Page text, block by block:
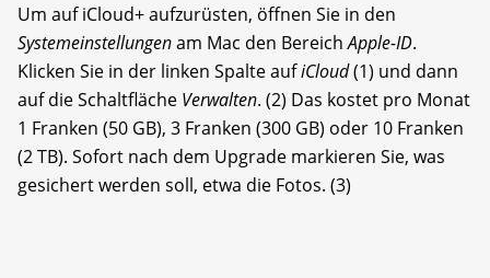
Um auf iCloud+ aufzurüsten, öffnen Sie in den
Systemeinstellungenam Mac den BereichApple-ID.
Klicken Sie in der linken Spalte aufiCloud(1) und dann
auf die Schaltfläche Verwalten. (2) Das kostet pro Monat
1 Franken (50 GB), 3 Franken (300 GB) oder 10 Franken
(2 TB). Sofort nach dem Upgrade markieren Sie, was
gesichert werden soll, etwa die Fotos. (3)